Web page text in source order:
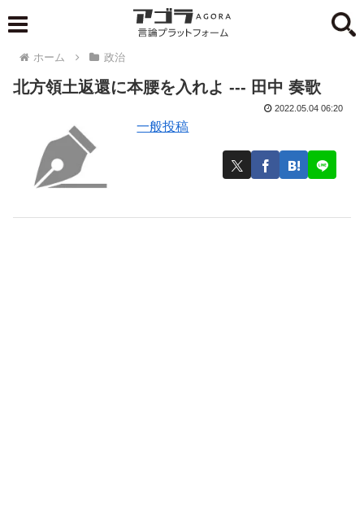
ホーム 政治
北方領土返還に本腰を入れよ --- 田中 奏歌
一般投稿
2022.05.04 06:20